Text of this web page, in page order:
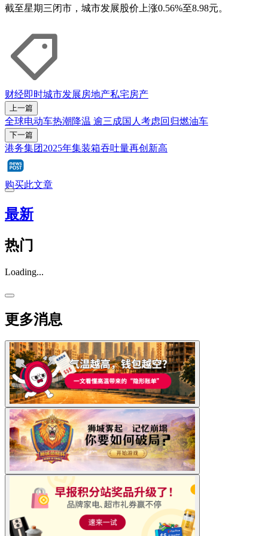
截至星期三闭市，城市发展股价上涨0.56%至8.98元。
财经即时城市发展房地产私宅房产
上一篇
全球电动车热潮降温 逾三成国人考虑回归燃油车
下一篇
港务集团2025年集装箱吞吐量再创新高
购买此文章
最新
热门
Loading...
更多消息